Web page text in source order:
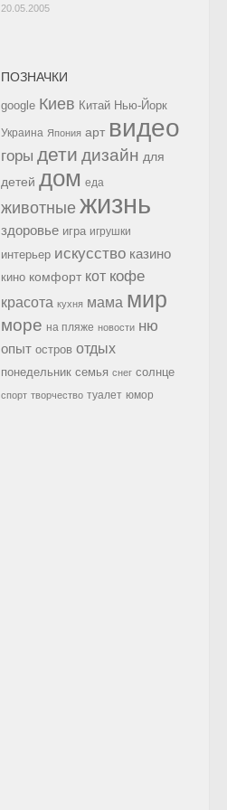
20.05.2005
ПОЗНАЧКИ
google Киев Китай Нью-Йорк
Украина Япония арт видео
горы дети дизайн для
детей дом еда
животные жизнь
здоровье игра игрушки
интерьер искусство казино
кино комфорт кот кофе
красота кухня мама мир
море на пляже новости ню
опыт остров отдых
понедельник семья снег солнце
спорт творчество туалет юмор